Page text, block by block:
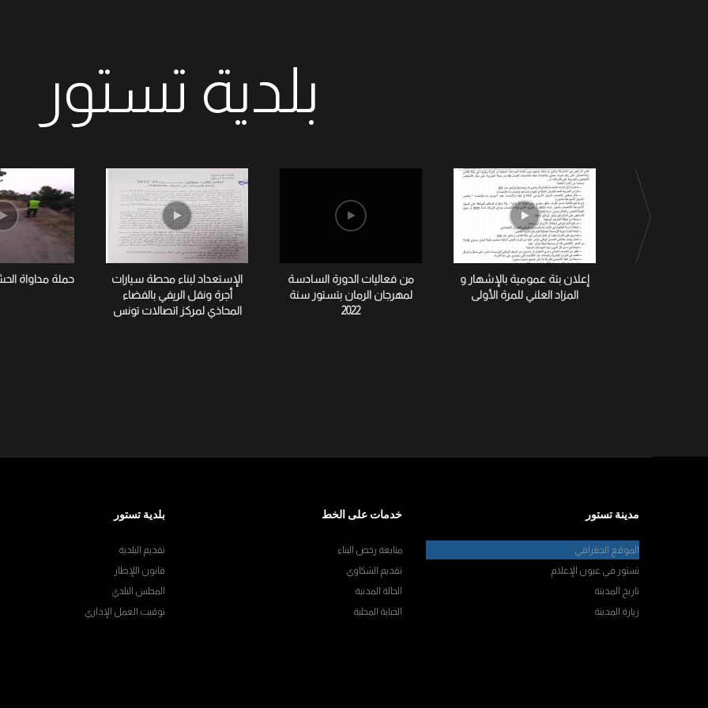
بلدية تستور
إعلان بتة عمومية بالإشهار و
المزاد العلني للمرة الأولى
من فعاليات الدورة السادسة
لمهرجان الرمان بتستور سنة
2022
الإستعداد لبناء محطة سيارات
أجرة ونقل الريفي بالفضاء
المحاذي لمركز اتصالات تونس
حملة مداواة
مدينة تستور
الموقع الجغرافي
تستور في عيون الإعلام
تاريخ المدينة
زيارة المدينة
خدمات على الخط
متابعة رخص البناء
تقديم الشكاوي
الحالة المدنية
الجباية المحلية
بلدية تستور
تقديم البلدية
قانون اللإطار
المجلس البلدي
توقيت العمل الإداري